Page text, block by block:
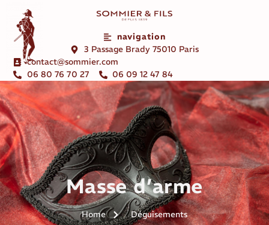
navigation
3 Passage Brady 75010 Paris
contact@sommier.com
06 80 76 70 27
06 09 12 47 84
Masse d’arme
Home Déguisements